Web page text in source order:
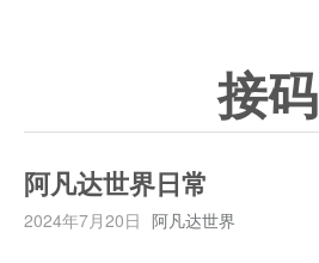
接码
阿凡达世界日常
2024年7月20日 阿凡达世界